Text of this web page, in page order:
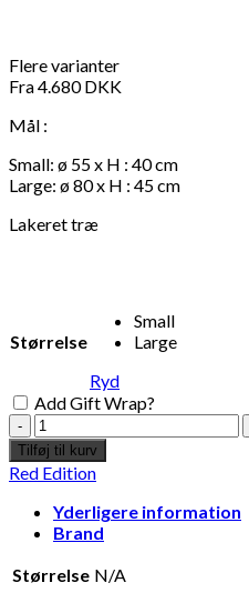
Flere varianter
Fra4.680DKK
Mål :
Small: ø 55 x H : 40 cm
Large: ø 80 x H : 45 cm
Lakeret træ
Størrelse
Small
Large
Ryd
Add Gift Wrap?
Sofabord
Be
Good
-
Saigon
red
antal
Tilføj til kurv
Red Edition
Yderligere information
Brand
Størrelse N/A